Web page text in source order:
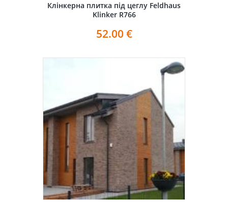
Клінкерна плитка під цеглу Feldhaus
Klinker R766
52.00 €